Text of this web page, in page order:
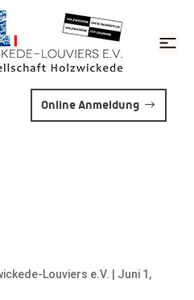
Online Anmeldung
Louviers e.V. | Juni 1,